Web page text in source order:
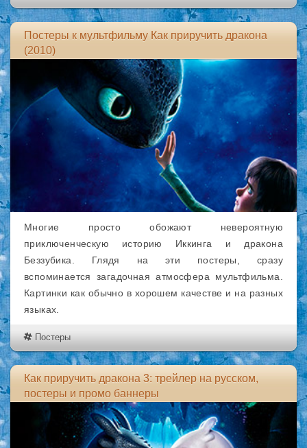
Постеры к мультфильму Как приручить дракона
(2010)
Многие просто обожают невероятную
приключенческую историю Иккинга и дракона
Беззубика. Глядя на эти постеры, сразу
вспоминается загадочная атмосфера мультфильма.
Картинки как обычно в хорошем качестве и на разных
языках.
Постеры
Как приручить дракона 3: трейлер на русском,
постеры и промо баннеры